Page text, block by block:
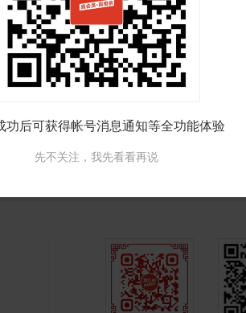
43岁 惠州 离异
功后可获得帐号消息通知等全功能体验
先不关注，我先看看再说